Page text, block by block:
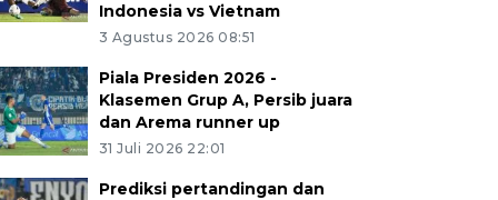
Indonesia vs Vietnam
3 Agustus 2026 08:51
Piala Presiden 2026 -
Klasemen Grup A, Persib juara
dan Arema runner up
31 Juli 2026 22:01
Prediksi pertandingan dan